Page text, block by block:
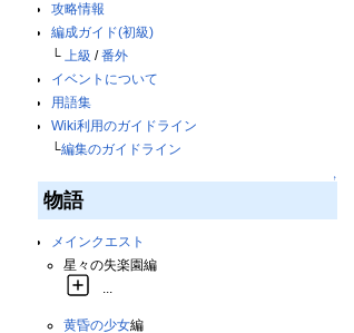
攻略情報
編成ガイド(初級)
└
上級 /番外
イベントについて
用語集
Wiki利用のガイドライン
└編集のガイドライン
↑
物語
メインクエスト
星々の失楽園編
黄昏の少女編